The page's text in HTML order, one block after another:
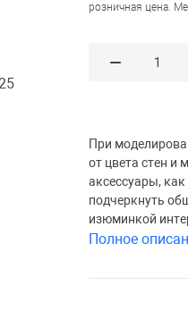
розничная цена.
При
от цвета стен и
аксессуары,
подчеркнуть
изюминкой
Полное